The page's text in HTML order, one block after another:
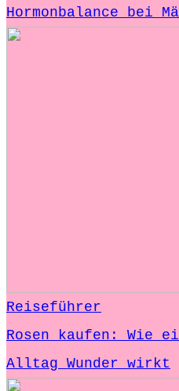
Hormonbalance bei
Reiseführer
Rosen kaufen: Wie
Alltag Wunder wirkt